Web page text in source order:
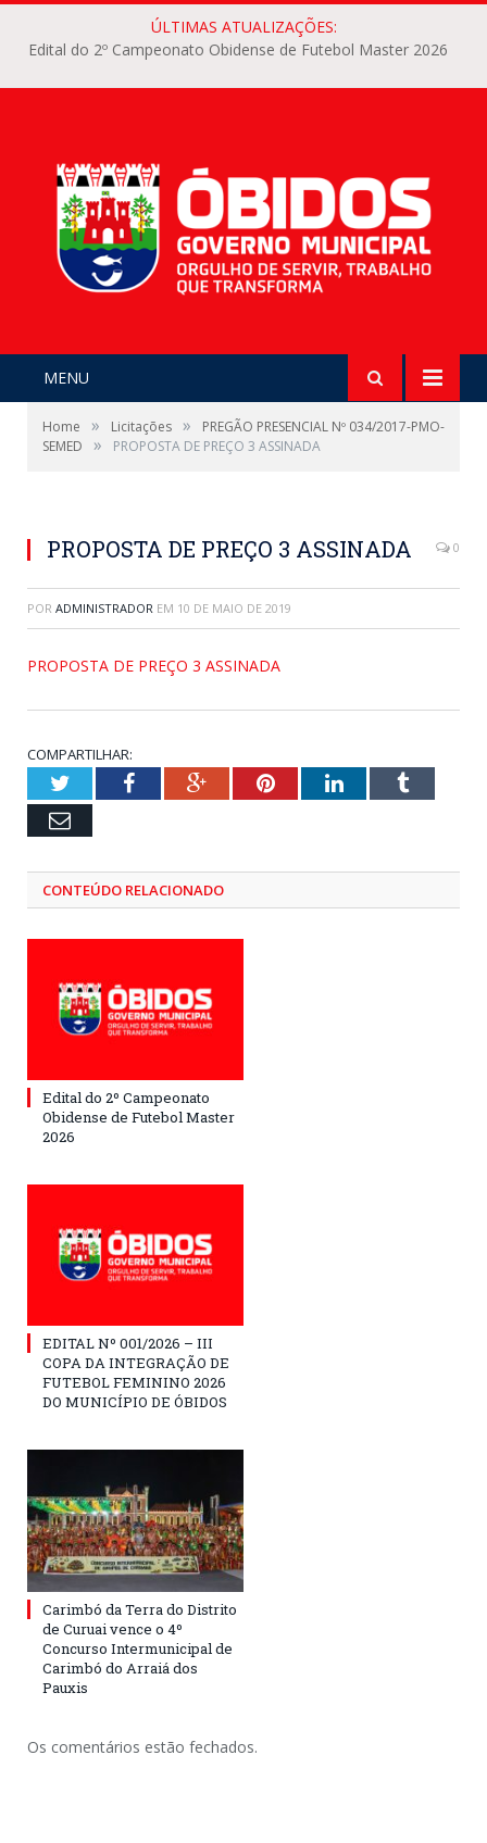
ÚLTIMAS ATUALIZAÇÕES:
Edital do 2º Campeonato Obidense de Futebol Master 2026
MENU
Home » Licitações »
PREGÃO PRESENCIAL Nº 034/2017-PMO-
SEMED
» PROPOSTA DE PREÇO 3 ASSINADA
PROPOSTA DE PREÇO 3 ASSINADA 0
POR ADMINISTRADOR EM 10 DE MAIO DE 2019
PROPOSTA DE PREÇO 3 ASSINADA
COMPARTILHAR:
TwitterFacebookGoogle+PinterestLinkedInTumblr
Email
CONTEÚDO RELACIONADO
Edital do 2º Campeonato
Obidense de Futebol Master
2026
EDITAL Nº 001/2026 – III
COPA DA INTEGRAÇÃO DE
FUTEBOL FEMININO 2026
DO MUNICÍPIO DE ÓBIDOS
Carimbó da Terra do Distrito
de Curuai vence o 4º
Concurso Intermunicipal de
Carimbó do Arraiá dos
Pauxis
Os comentários estão fechados.